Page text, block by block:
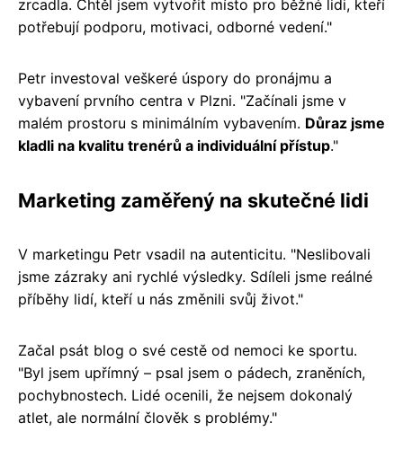
zrcadla. Chtěl jsem vytvořit místo pro běžné lidi, kteří
potřebují podporu, motivaci, odborné vedení."
Petr investoval veškeré úspory do pronájmu a
vybavení prvního centra v Plzni. "Začínali jsme v
malém prostoru s minimálním vybavením. Důraz jsme
kladli na kvalitu trenérů a individuální přístup."
Marketing zaměřený na skutečné lidi
V marketingu Petr vsadil na autenticitu. "Neslibovali
jsme zázraky ani rychlé výsledky. Sdíleli jsme reálné
příběhy lidí, kteří u nás změnili svůj život."
Začal psát blog o své cestě od nemoci ke sportu.
"Byl jsem upřímný – psal jsem o pádech, zraněních,
pochybnostech. Lidé ocenili, že nejsem dokonalý
atlet, ale normální člověk s problémy."